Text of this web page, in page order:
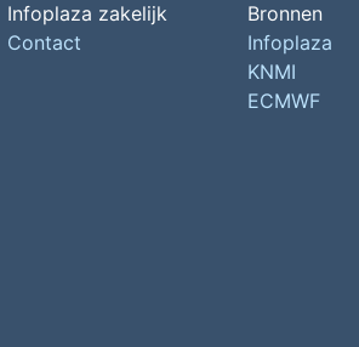
Infoplaza zakelijk
Contact
Bronnen
Infoplaza
KNMI
ECMWF